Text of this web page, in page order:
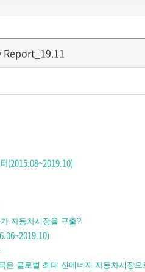
(2015.08~2019.10)
자동차시장을 구출?
은 글로벌 최대 신에너지 자동차시장